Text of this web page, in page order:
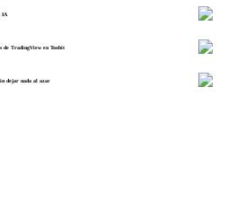
IA
de TradingView en Toobit
dejar nada al azar